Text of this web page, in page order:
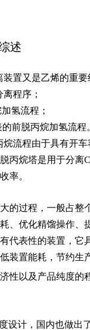
述
置又是乙烯的重
程序；
氢流程；
的前脱丙烷加氢流程
流程由于具有开
丙烷塔是用于分离
率。
的过程，一般占整
、优化精馏操作
代表性的装置，
装置能耗，节约生
性以及产品纯度的
设计，国内也做出